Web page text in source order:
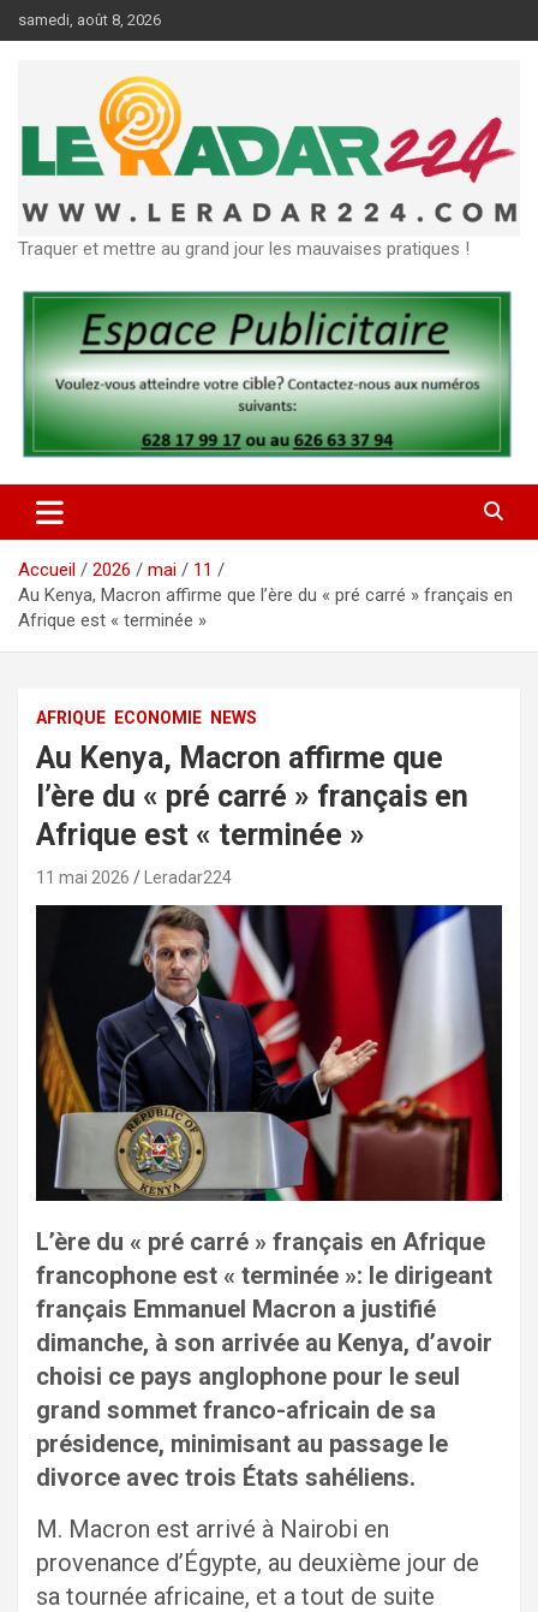
au
samedi, août 8, 2026
Traquer et mettre au grand jour les mauvaises pratiques !
Accueil 2026 mai
11
Au Kenya, Macron affirme que l’ère du « pré carré » français en
Afrique est « terminée »
AFRIQUE ECONOMIE NEWS
Au Kenya, Macron affirme que
l’ère du « pré carré » français en
Afrique est « terminée »
11 mai 2026 Leradar224
L’ère du « pré carré » français en Afrique
francophone est « terminée »: le dirigeant
français Emmanuel Macron a justifié
dimanche, à son arrivée au Kenya, d’avoir
choisi ce pays anglophone pour le seul
grand sommet franco-africain de sa
présidence, minimisant au passage le
divorce avec trois États sahéliens.
M. Macron est arrivé à Nairobi en
provenance d’Égypte, au deuxième jour de
sa tournée africaine, et a tout de suite